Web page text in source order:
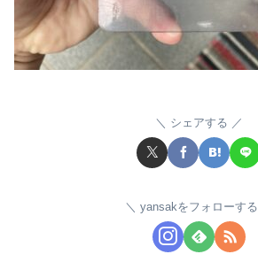
シェアする
yansakをフォローする